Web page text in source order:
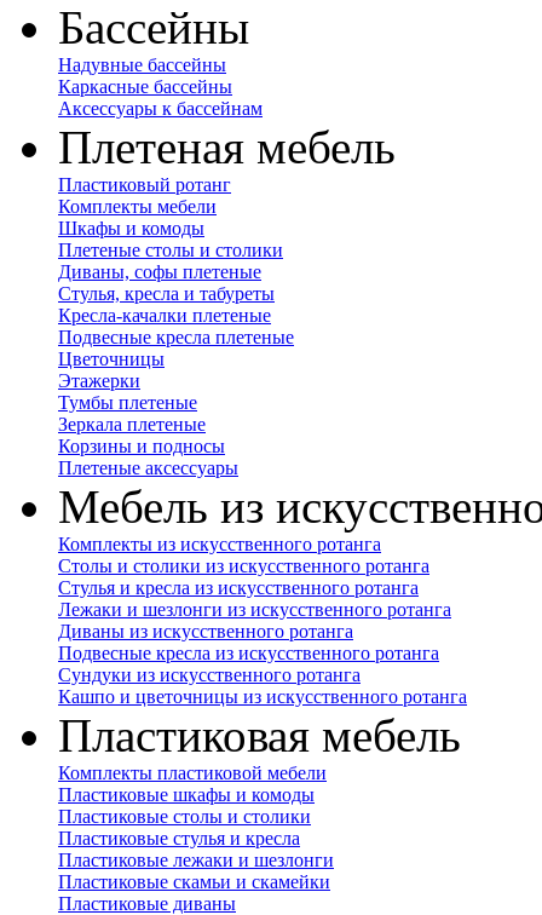
Бассейны
Надувные бассейны
Каркасные бассейны
Аксессуары к бассейнам
Плетеная мебель
Пластиковый ротанг
Комплекты мебели
Шкафы и комоды
Плетеные столы и столики
Диваны, софы плетеные
Стулья, кресла и табуреты
Кресла-качалки плетеные
Подвесные кресла плетеные
Цветочницы
Этажерки
Тумбы плетеные
Зеркала плетеные
Корзины и подносы
Плетеные аксессуары
Мебель из
Комплекты из искусственного ротанга
Столы и столики из искусственного ротанга
Стулья и кресла из искусственного ротанга
Лежаки и шезлонги из искусственного ротанга
Диваны из искусственного ротанга
Подвесные кресла из искусственного ротанга
Сундуки из искусственного ротанга
Кашпо и цветочницы из искусственного ротанга
Пластиковая мебель
Комплекты пластиковой мебели
Пластиковые шкафы и комоды
Пластиковые столы и столики
Пластиковые стулья и кресла
Пластиковые лежаки и шезлонги
Пластиковые скамьи и скамейки
Пластиковые диваны